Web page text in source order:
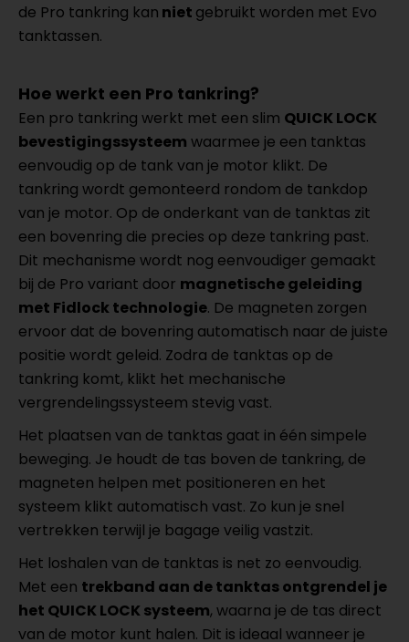
de Pro tankring kan niet gebruikt worden met Evo
tanktassen.
Hoe werkt een Pro tankring?
Een pro tankring werkt met een slim QUICK LOCK
bevestigingssysteem waarmee je een tanktas
eenvoudig op de tank van je motor klikt. De
tankring wordt gemonteerd rondom de tankdop
van je motor. Op de onderkant van de tanktas zit
een bovenring die precies op deze tankring past.
Dit mechanisme wordt nog eenvoudiger gemaakt
bij de Pro variant door magnetische geleiding
met Fidlock technologie. De magneten zorgen
ervoor dat de bovenring automatisch naar de juiste
positie wordt geleid. Zodra de tanktas op de
tankring komt, klikt het mechanische
vergrendelingssysteem stevig vast.
Het plaatsen van de tanktas gaat in één simpele
beweging. Je houdt de tas boven de tankring, de
magneten helpen met positioneren en het
systeem klikt automatisch vast. Zo kun je snel
vertrekken terwijl je bagage veilig vastzit.
Het loshalen van de tanktas is net zo eenvoudig.
Met een trekband aan de tanktas ontgrendel je
het QUICK LOCK systeem, waarna je de tas direct
van de motor kunt halen. Dit is ideaal wanneer je